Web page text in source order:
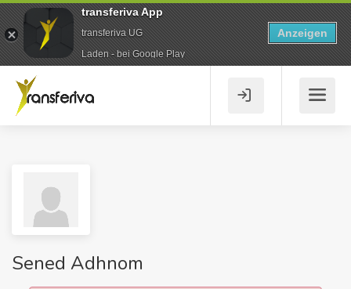
Sened Adhnom
transferiva App
transferiva UG
Laden - bei Google Play
Anzeigen